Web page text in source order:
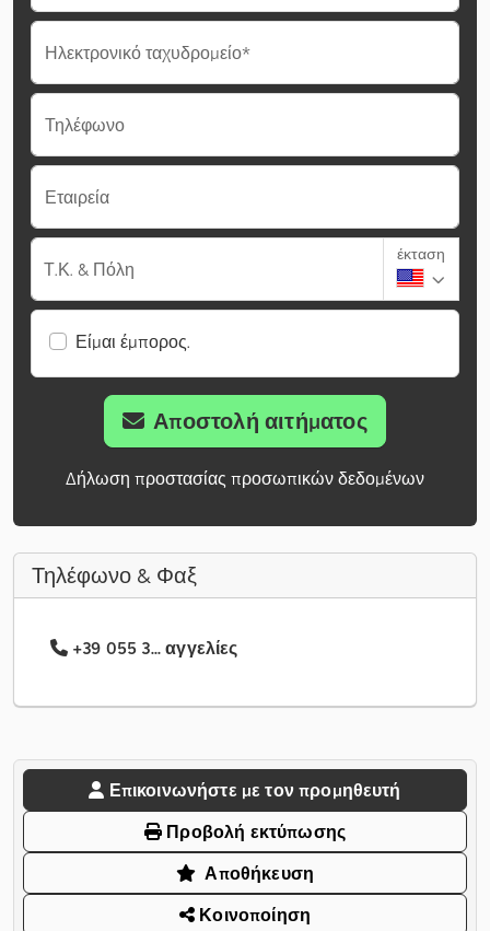
Ηλεκτρονικό ταχυδρομείο*
Τηλέφωνο
Εταιρεία
Τ.Κ. & Πόλη
έκταση
Είμαι έμπορος.
Αποστολή αιτήματος
Δήλωση προστασίας προσωπικών δεδομένων
Τηλέφωνο & Φαξ
+39 055 3... αγγελίες
Επικοινωνήστε με τον προμηθευτή
Προβολή εκτύπωσης
Αποθήκευση
Κοινοποίηση